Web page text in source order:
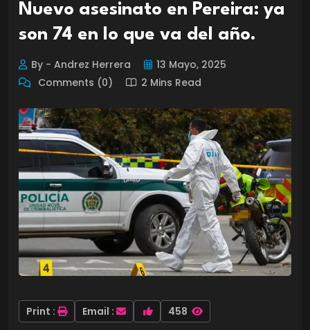
Nuevo asesinato en Pereira: ya
son 74 en lo que va del año.
By - Andrez Herrera
13 Mayo, 2025
Comments (0)
2 Mins Read
Print : Email : 458